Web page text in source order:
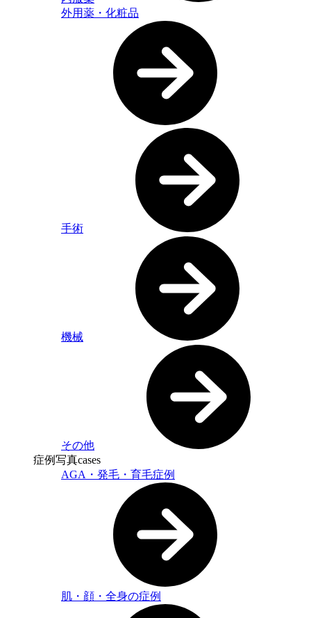
外用薬・化粧品
手術
機械
その他
症例写真cases
AGA・発毛・育毛症例
肌・顔・全身の症例